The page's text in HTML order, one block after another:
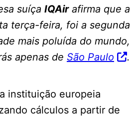
suíça IQAirafirma que a
terça-feira, foi a segunda
mais poluída do mundo,
apenas de São Paulo .
instituição europeia
cálculos a partir de